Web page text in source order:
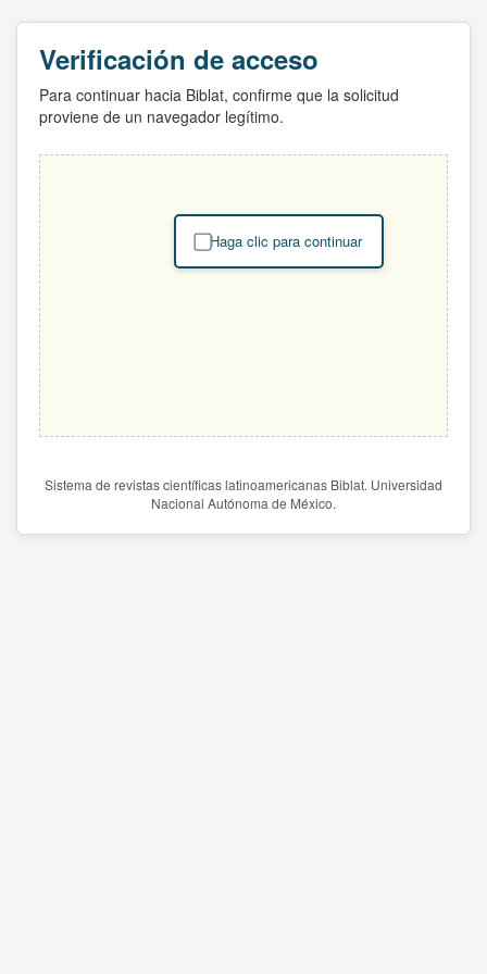
Verificación de acceso
Para continuar hacia Biblat, confirme que la solicitud
proviene de un navegador legítimo.
Haga clic para continuar
Sistema de revistas científicas latinoamericanas Biblat. Universidad
Nacional Autónoma de México.